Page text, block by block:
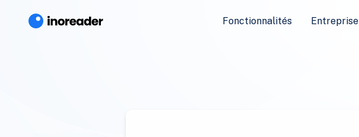
Fonctionnalités Entreprise